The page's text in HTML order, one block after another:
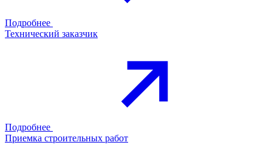
Подробнее
Технический заказчик
Подробнее
Приемка строительных работ